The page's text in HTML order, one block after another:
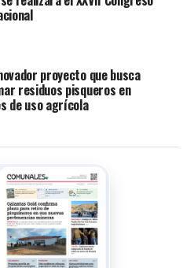
proyecto que busca
residuos pisqueros en
de uso agrícola